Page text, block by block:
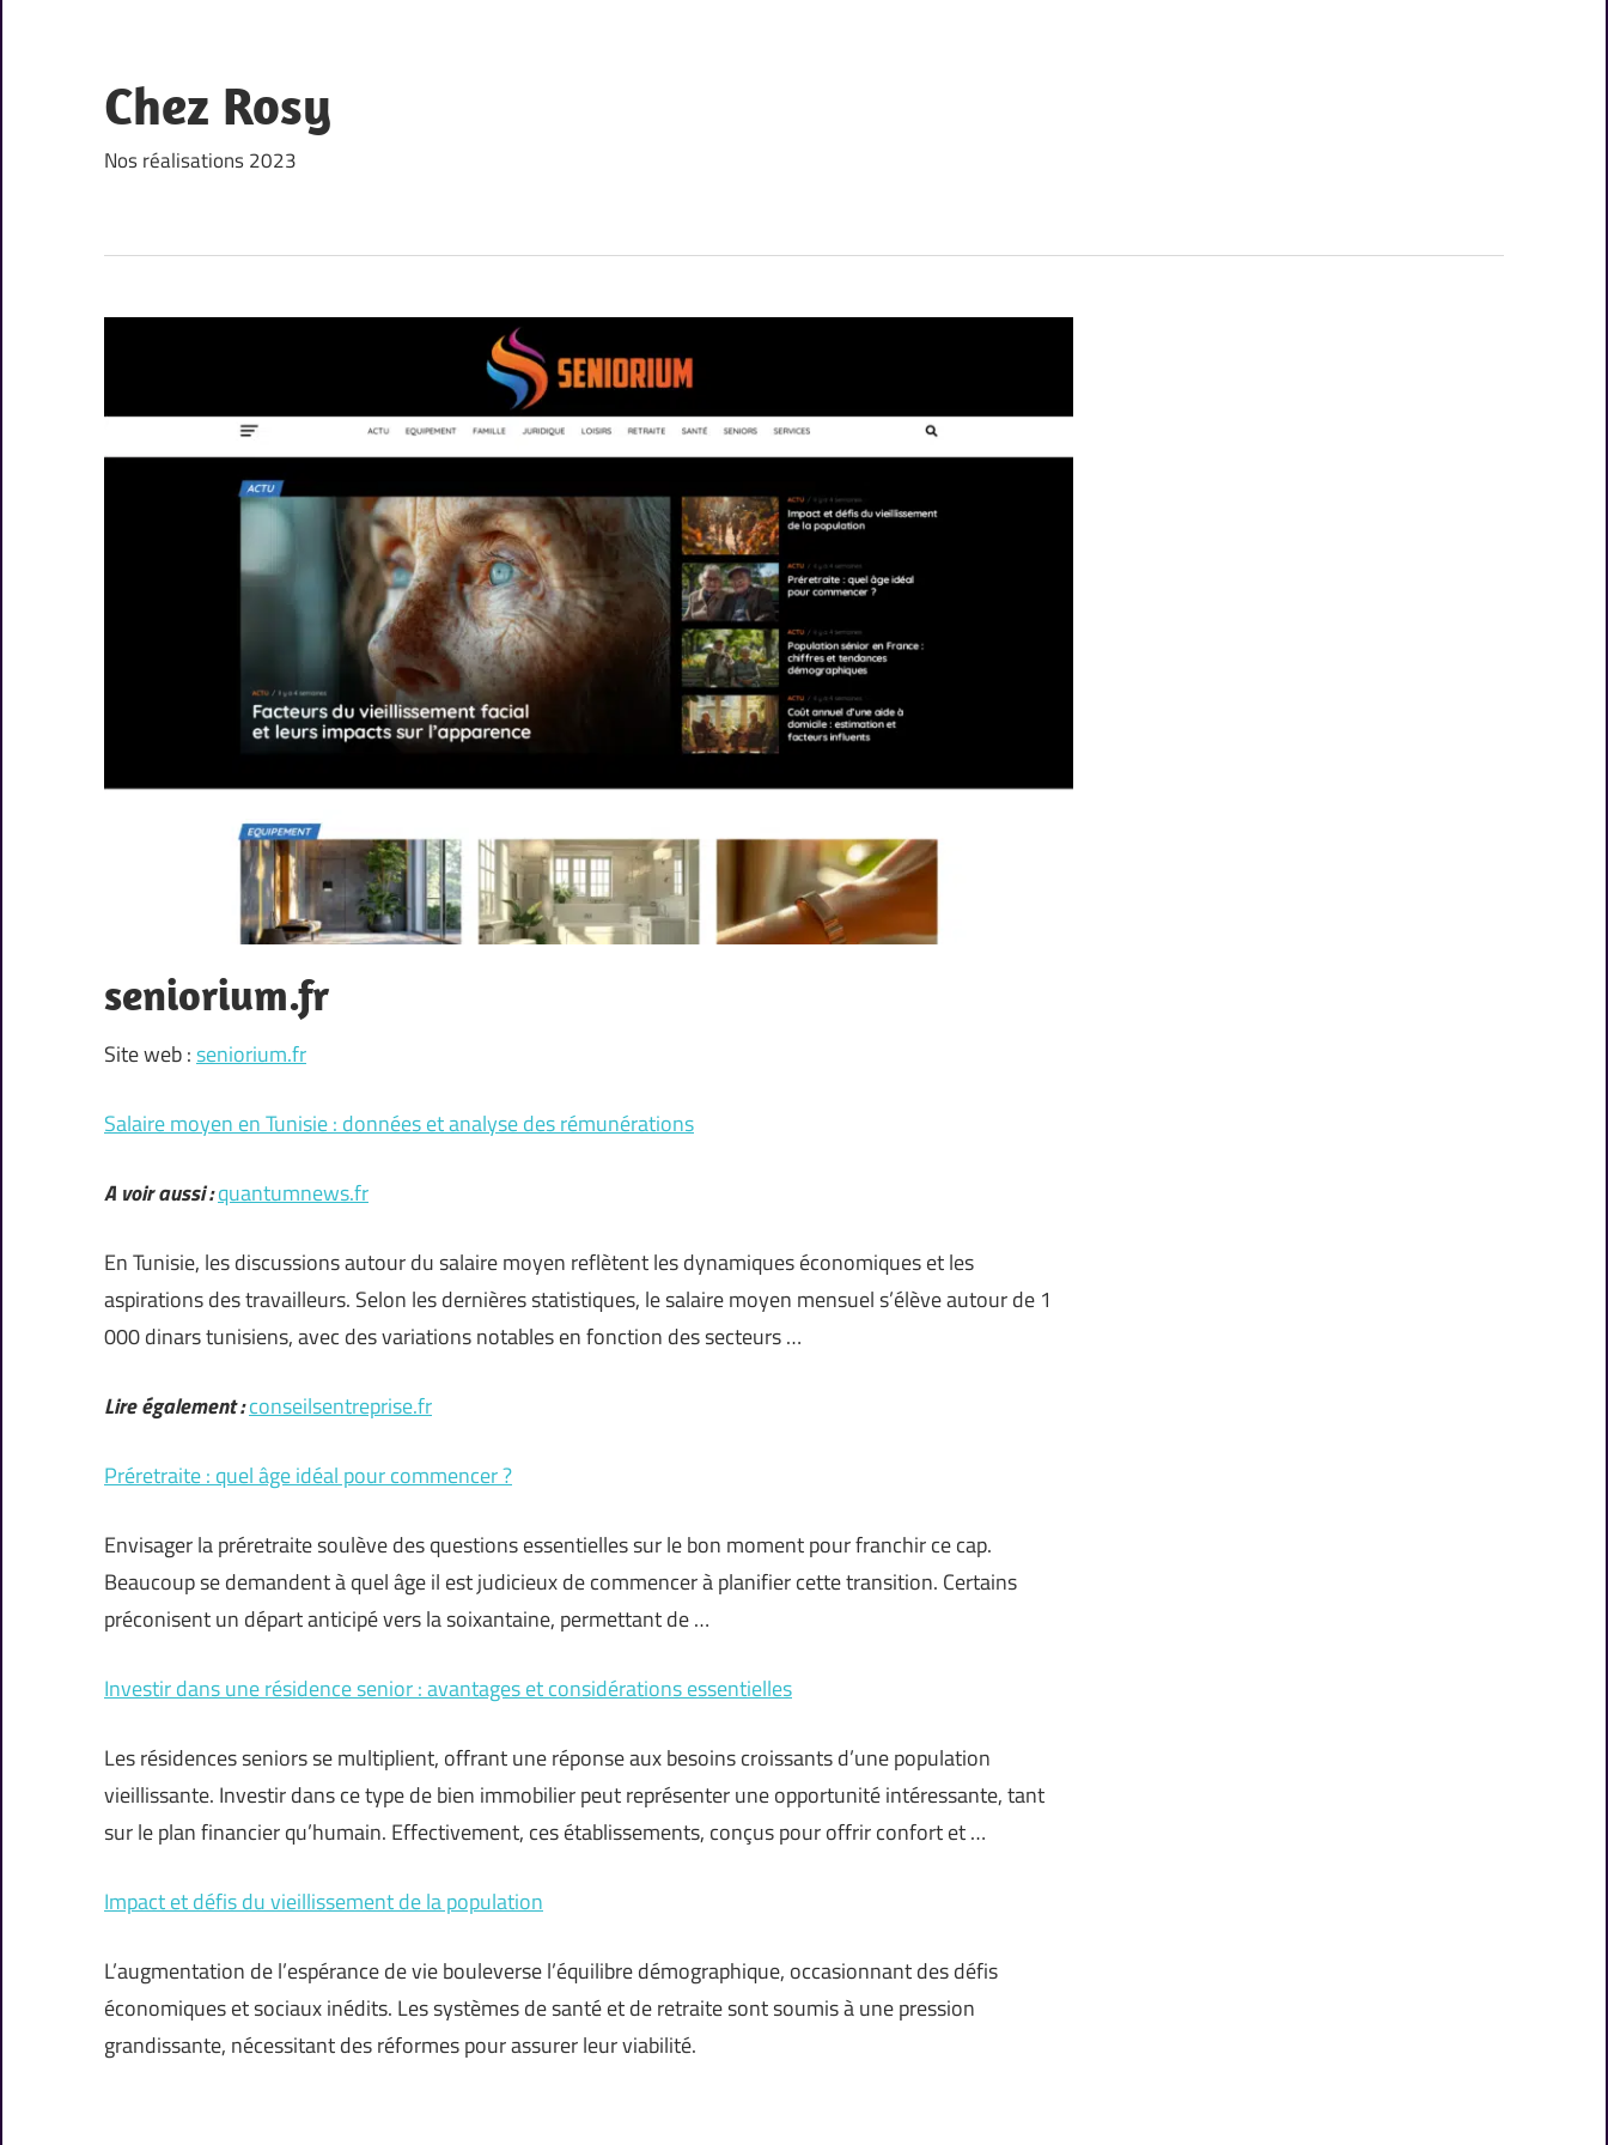
content
Chez Rosy
Nos réalisations 2023
seniorium.fr
Site web :seniorium.fr
Salaire moyen en Tunisie : données et analyse des rémunérations
A voir aussi :quantumnews.fr
En Tunisie, les discussions autour du salaire moyen reflètent les dynamiques économiques et les
aspirations des travailleurs. Selon les dernières statistiques, le salaire moyen mensuel s’élève autour de 1
000 dinars tunisiens, avec des variations notables en fonction des secteurs …
Lire également :conseilsentreprise.fr
Préretraite : quel âge idéal pour commencer ?
Envisager la préretraite soulève des questions essentielles sur le bon moment pour franchir ce cap.
Beaucoup se demandent à quel âge il est judicieux de commencer à planifier cette transition. Certains
préconisent un départ anticipé vers la soixantaine, permettant de …
Investir dans une résidence senior : avantages et considérations essentielles
Les résidences seniors se multiplient, offrant une réponse aux besoins croissants d’une population
vieillissante. Investir dans ce type de bien immobilier peut représenter une opportunité intéressante, tant
sur le plan financier qu’humain. Effectivement, ces établissements, conçus pour offrir confort et …
Impact et défis du vieillissement de la population
L’augmentation de l’espérance de vie bouleverse l’équilibre démographique, occasionnant des défis
économiques et sociaux inédits. Les systèmes de santé et de retraite sont soumis à une pression
grandissante, nécessitant des réformes pour assurer leur viabilité.